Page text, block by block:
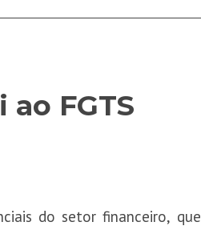
FGTS
do setor financeiro, que